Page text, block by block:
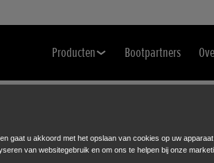
Producten Bootpartners
gaat u akkoord met het opslaan van cookies op uw
van websitegebruik en om ons te helpen bij onze